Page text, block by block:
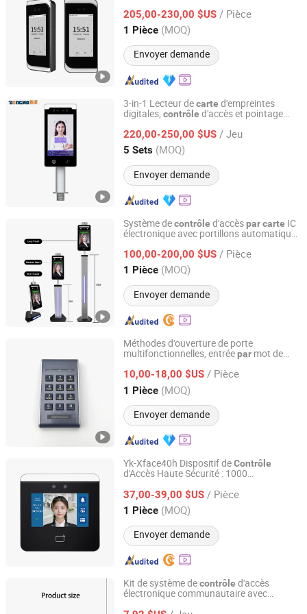
mot de passe
205,00-230,00 $US / Pièce
1 Pièce (MOQ)
Envoyer demande
Shanghai, China Depuis 2008
3-in-1 Lecteur decarte d'empreintes
digitales, contrôle d'accès et pointage
220,00-250,00 $US / Jeu
5 Sets (MOQ)
Envoyer demande
Shenzhen Dongwo Intelligent Technology Co., Ltd.
Guangdong, China Depuis 2025
Système decontrôle d'accèsparcarte IC
électronique avec portillons automatiques
SDK gratuit
100,00-200,00 $US / Pièce
1 Pièce (MOQ)
Envoyer demande
RS Security Co., Ltd.
Guangdong, China Depuis 2013
Méthodes d'ouverture de porte
multifonctionnelles, entréepar mot de
intelligente, clavier pour système de
contrôle d'accès de porte automatique
10,00-18,00 $US / Pièce
1 Pièce (MOQ)
Envoyer demande
Shenzhen Winfor Canbo Technology Co., Ltd.
Guangdong, China Depuis 2025
Yk-Xface40h Dispositif deContrôle
d'Accès Haute Sécurité : 1000
Cartes
37,00-39,00 $US / Pièce
1 Pièce (MOQ)
Envoyer demande
Guangzhou Yoko Electronics Co., Ltd.
Guangdong, China Depuis 2012
Kit de système decontrôle d'accès
électronique communautaire avec
Zhaoqing Nuofeng Intelligent Technology Co., Ltd.